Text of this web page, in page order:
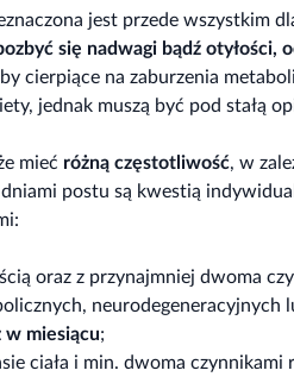
jest przede wszystkim
się nadwagi bądź otyłości,
cierpiące na zaburzenia
jednak muszą być pod stałą
mieć różną częstotliwość, w
postu są kwestią
oraz z przynajmniej dwoma
neurodegeneracyjnych
w miesiącu;
ciała i min. dwoma czynnikami